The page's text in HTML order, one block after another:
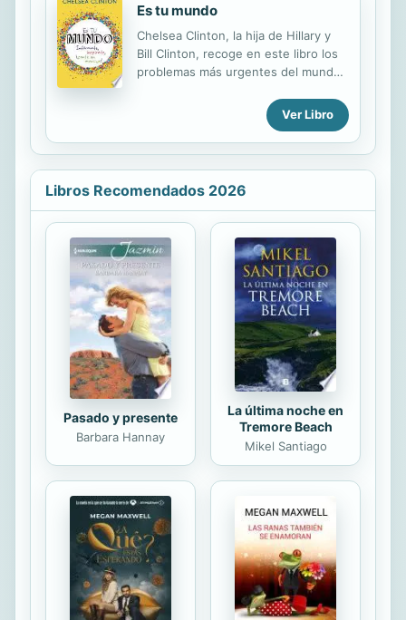
Es tu mundo
Chelsea Clinton, la hija de Hillary y
Bill Clinton, recoge en este libro los
problemas más urgentes del mundo
nuevas generaciones e impulsarles a
actuar. INFÓRMATE ¿Cuáles son los
problemas de nuestro mundo? ¿Qué
con la pobreza? ¿Cómo luchar contra
la desigualdad entre hombres y
mujeres? Con la ayuda de anécdotas,
fotografías y gráficos, Chelsea
Clinton te explica los mayores retos
del mundo moderno y te da
soluciones para que veas que tú
también puedes ayudar a cambiar
las...
Ver Libro
Libros Recomendados 2026
Pasado y presente
Barbara Hannay
La última noche en
Tremore Beach
Mikel Santiago